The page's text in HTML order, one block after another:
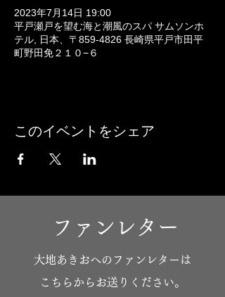
2023年7月14日 19:00
平戸瀬戸を望む海と潮風のスパ サムソンホ
テル, 日本、〒859-4826 長崎県平戸市田平
町野田免２１０−６
このイベントをシェア
ファンレター
​大地あきおへのファンレターは
こちらからお送りください。